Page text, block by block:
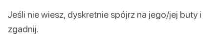
Jeśli nie wiesz, dyskretnie spójrz na jego/jej buty i
zgadnij.